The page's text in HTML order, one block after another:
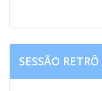
SESSÃO RETRÔ